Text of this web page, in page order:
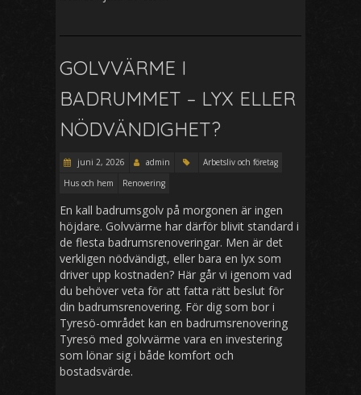
GOLVVÄRME I
BADRUMMET – LYX ELLER
NÖDVÄNDIGHET?
juni 2, 2026 admin
Arbetsliv och företag
Hus och hem
Renovering
En kall badrumsgolv på morgonen är ingen
höjdare. Golvvärme har därför blivit standard i
de flesta badrumsrenoveringar. Men är det
verkligen nödvändigt, eller bara en lyx som
driver upp kostnaden? Här går vi igenom vad
du behöver veta för att fatta rätt beslut för
din badrumsrenovering. För dig som bor i
Tyresö-området kan en badrumsrenovering
Tyresö med golvvärme vara en investering
som lönar sig i både komfort och
bostadsvärde.